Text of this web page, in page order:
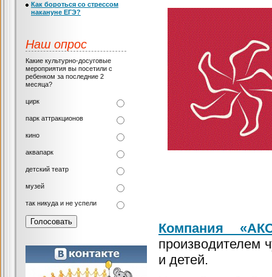
Компания
производителем
и детей.
Как бороться со стрессом
накануне ЕГЭ?
Наш опрос
Какие культурно-досуговые
мероприятия вы посетили с
ребенком за последние 2
месяца?
цирк
парк аттракционов
кино
аквапарк
детский театр
музей
так никуда и не успели